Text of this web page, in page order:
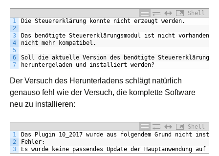
Shell
1
2
3
4
5
6
7
Die Steuererklärung konnte nicht erzeugt werden.
Das benötigte Steuererklärungsmodul ist nicht vorhanden,
nicht mehr kompatibel.
Soll die aktuelle Version des benötigte
heruntergeladen und installiert werden?
Der Versuch des Herunterladens schlägt natürlich
genauso fehl wie der Versuch, die komplette Software
neu zu installieren:
Shell
1
2
3
Das Plugin 10_2017 wurde aus folgendem Grund nicht
Fehler:
Es wurde keine passendes Update der Hauptanwendung auf